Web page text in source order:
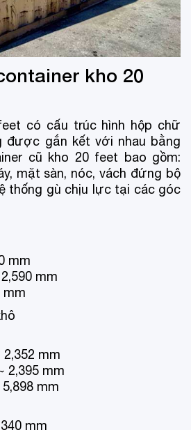
kho 20
có cấu trúc hình hộp chữ
được gắn kết với nhau bằng
cũ kho 20 feet bao gồm:
mặt sàn, nóc, vách đứng bộ
thống gù chịu lực tại các góc
mm
mm
mm
2,352 mm
2,395 mm
mm
mm